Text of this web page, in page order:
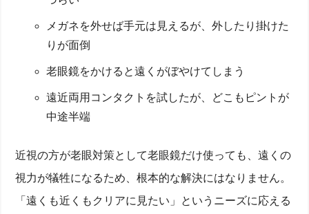
メガネを外せば手元は見えるが、外したり掛けた
りが面倒
老眼鏡をかけると遠くがぼやけてしまう
遠近両用コンタクトを試したが、どこもピントが
中途半端
近視の方が老眼対策として老眼鏡だけ使っても、遠くの
視力が犠牲になるため、根本的な解決にはなりません。
「遠くも近くもクリアに見たい」というニーズに応える